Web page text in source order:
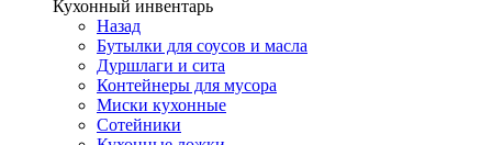
Кухонный инвентарь
Назад
Бутылки для соусов и масла
Дуршлаги и сита
Контейнеры для мусора
Миски кухонные
Сотейники